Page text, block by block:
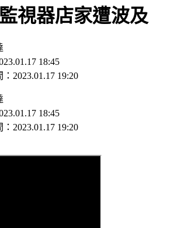
視器店家遭波及
18:45
2023.01.17 19:20
18:45
2023.01.17 19:20